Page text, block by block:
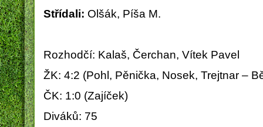
Střídali: Olšák, Píša M.
Rozhodčí: Kalaš, Čerchan, Vítek Pavel
ŽK: 4:2 (Pohl, Pěnička, Nosek, Trejtnar –
ČK: 1:0 (Zajíček)
Diváků: 75